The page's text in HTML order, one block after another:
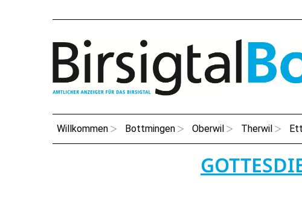
Willkommen Bottmingen Oberwil Therwil